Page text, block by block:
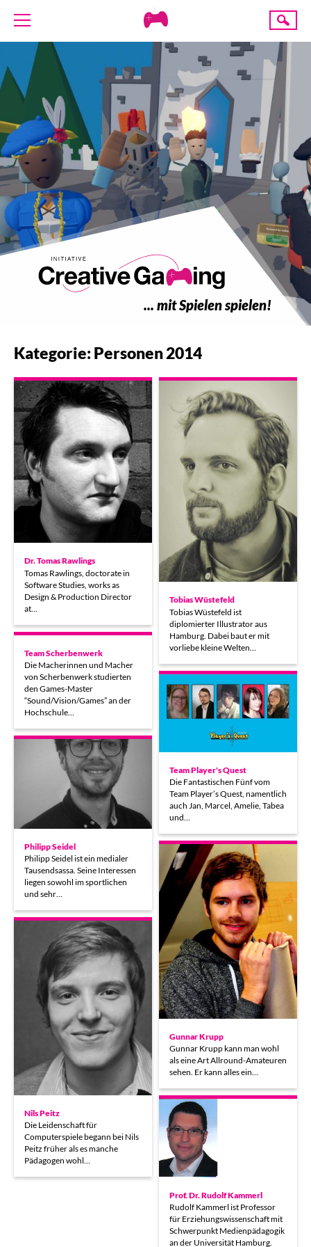
Creative
AKTUELLES
TERMINE
ANGEBOTE
PROJEKTE
PRESSE
SPENDE
Suche
... mit Spielen spielen!
Kategorie: Personen 2014
Dr. Tomas Rawlings
Tomas Rawlings, doctorate in
Software Studies, works as
Design & Production Director
at…
Tobias Wüstefeld
Tobias Wüstefeld ist
diplomierter Illustrator aus
Hamburg. Dabei baut er mit
vorliebe kleine Welten…
Team Scherbenwerk
Die Macherinnen und Macher
von Scherbenwerk studierten
den Games-Master
“Sound/Vision/Games” an der
Hochschule…
Team Player's Quest
Die Fantastischen Fünf vom
Team Player’s Quest, namentlich
auch Jan, Marcel, Amelie, Tabea
und…
Philipp Seidel
Philipp Seidel ist ein medialer
Tausendsassa. Seine Interessen
liegen sowohl im sportlichen
und sehr…
Gunnar Krupp
Gunnar Krupp kann man wohl
als eine Art Allround-Amateuren
sehen. Er kann alles ein…
Nils Peitz
Die Leidenschaft für
Computerspiele begann bei Nils
Peitz früher als es manche
Pädagogen wohl…
Prof. Dr. Rudolf Kammerl
Rudolf Kammerl ist Professor
für Erziehungswissenschaft mit
Schwerpunkt Medienpädagogik
an der Universität Hamburg.